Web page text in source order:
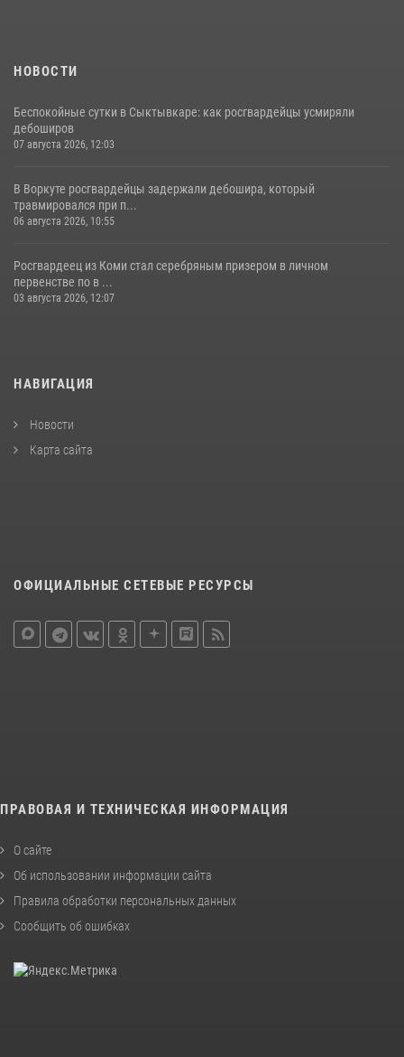
НОВОСТИ
Беспокойные сутки в Сыктывкаре: как росгвардейцы усмиряли
дебоширов
07 августа 2026, 12:03
В Воркуте росгвардейцы задержали дебошира, который
травмировался при п...
06 августа 2026, 10:55
Росгвардеец из Коми стал серебряным призером в личном
первенстве по в ...
03 августа 2026, 12:07
НАВИГАЦИЯ
Новости
Карта сайта
ОФИЦИАЛЬНЫЕ СЕТЕВЫЕ РЕСУРСЫ
ПРАВОВАЯ И ТЕХНИЧЕСКАЯ ИНФОРМАЦИЯ
О сайте
Об использовании информации сайта
Правила обработки персональных данных
Сообщить об ошибках